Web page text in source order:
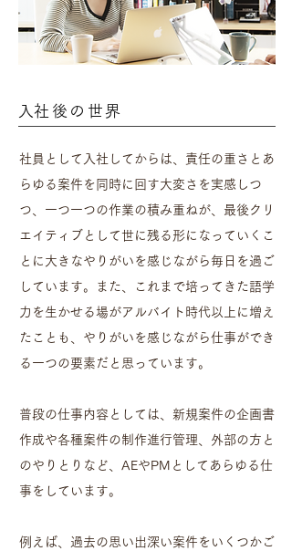
​入社後の世界
社員として入社してからは、責任の重さとあ
らゆる案件を同時に回す大変さを実感しつ
つ、一つ一つの作業の積み重ねが、最後クリ
エイティブとして世に残る形になっていくこ
とに大きなやりがいを感じながら毎日を過ご
しています。また、これまで培ってきた語学
力を生かせる場がアルバイト時代以上に増え
たことも、やりがいを感じながら仕事ができ
る一つの要素だと思っています。
普段の仕事内容としては、新規案件の企画書
作成や各種案件の制作進行管理、外部の方と
のやりとりなど、AEやPMとしてあらゆる仕
事をしています。
例えば、過去の思い出深い案件をいくつかご